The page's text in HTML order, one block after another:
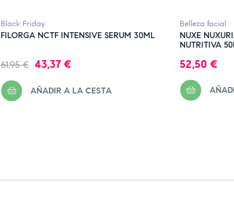
Black Friday
FILORGA NCTF INTENSIVE SERUM 30ML
Precio
regular
61,95 € Precio
43,37 €
AÑADIR A LA CESTA
Belleza facial
NUXE
NUTRITIVA
Precio
52,50 €